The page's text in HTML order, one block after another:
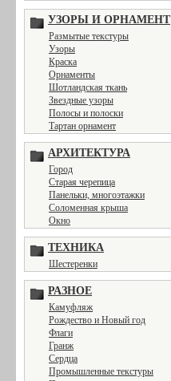
УЗОРЫ И ОРНАМЕНТ
Размытые текстуры
Узоры
Краска
Орнаменты
Шотландская ткань
Звездные узоры
Полосы и полоски
Тартан орнамент
АРХИТЕКТУРА
Город
Старая черепица
Панельки, многоэтажки
Соломенная крыша
Окно
ТЕХНИКА
Шестеренки
РАЗНОЕ
Камуфляж
Рождество и Новый год
Флаги
Гранж
Сердца
Промышленные текстуры